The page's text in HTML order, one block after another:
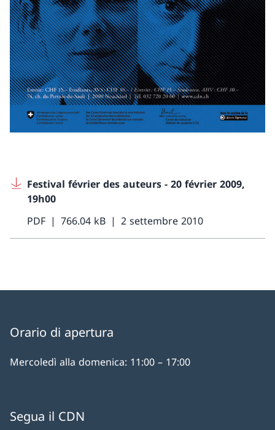
Festival février des auteurs - 20 février 2009,
19h00
PDF
766.04 kB 2 settembre 2010
Orario di apertura
Mercoledì alla domenica: 11:00 – 17:00
Segua il CDN